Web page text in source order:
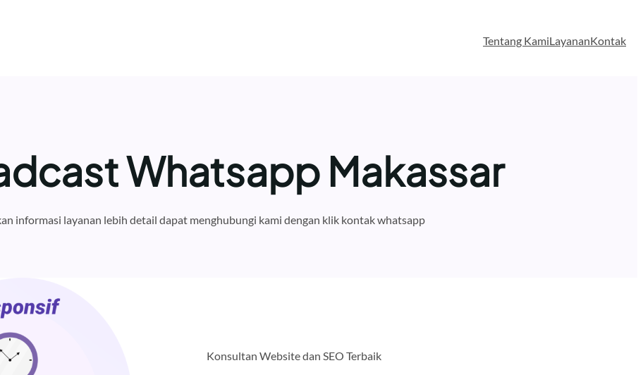
Tentang KamiLayananKontak
Whatsapp Makassar
informasi layanan lebih detail dapat menghubungi kami dengan klik kontak whatsapp
Konsultan Website dan SEO Terbaik